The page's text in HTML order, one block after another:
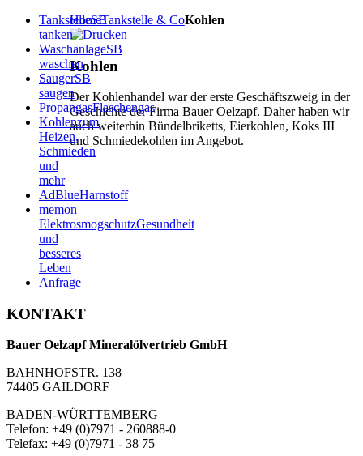
HomeTankstelle & CoKohlen
Kohlen
Der Kohlenhandel war der erste Geschäftszweig in der
Geschichte der Firma Bauer Oelzapf. Daher haben wir
auch weiterhin Bündelbriketts, Eierkohlen, Koks III
und Schmiedekohlen im Angebot.
TankstelleSB
tanken
WaschanlageSB
waschen
SaugerSB
saugen
PropangasFlaschengas
Kohlenzum
Heizen,
Schmieden
und
mehr
AdBlueHarnstoff
memon
ElektrosmogschutzGesundheit
und
besseres
Leben
Anfrage
KONTAKT
Bauer Oelzapf Mineralölvertrieb GmbH
BAHNHOFSTR. 138
74405 GAILDORF
BADEN-WÜRTTEMBERG
Telefon: +49 (0)7971 - 260888-0
Telefax: +49 (0)7971 - 38 75